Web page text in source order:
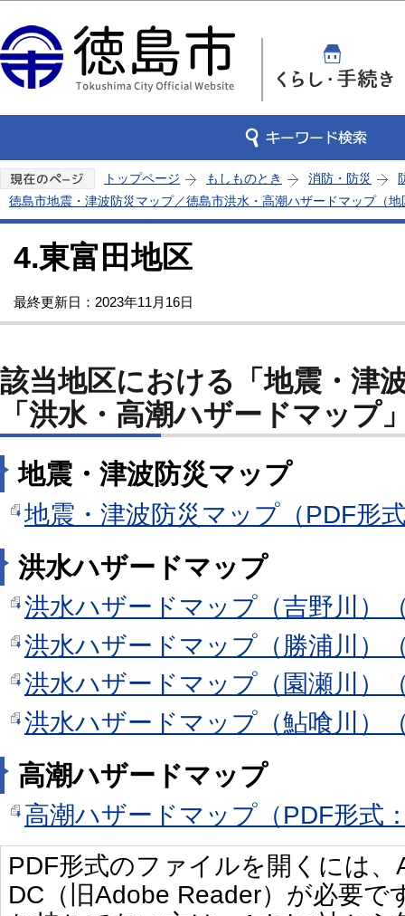
トップページ もしものとき 消防・防災
徳島市地震・津波防災マップ／徳島市洪水・高潮ハザードマップ（地
4.東富田地区
最終更新日：2023年11月16日
該当地区における「地震・津
「洪水・高潮ハザードマップ
地震・津波防災マップ
地震・津波防災マップ（PDF形
洪水ハザードマップ
洪水ハザードマップ（吉野川）
洪水ハザードマップ（勝浦川）
洪水ハザードマップ（園瀬川）
洪水ハザードマップ（鮎喰川）
高潮ハザードマップ
高潮ハザードマップ（PDF形式
PDF形式のファイルを開くには
DC（旧Adobe Reader）が必要で